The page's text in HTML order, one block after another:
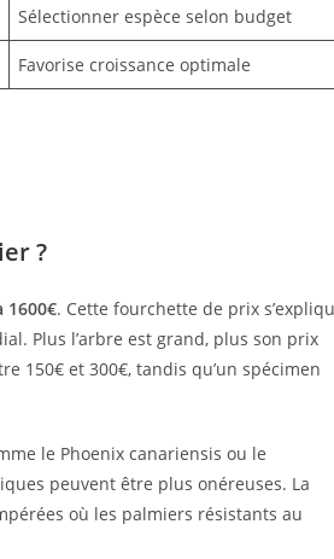
Sélectionner espèce selon budget
Favorise croissance optimale
?
1600€. Cette fourchette de prix
Plus l’arbre est grand, plus son prix
150€ et 300€, tandis qu’un spécimen
le Phoenix canariensis ou le
peuvent être plus onéreuses. La
où les palmiers résistants au